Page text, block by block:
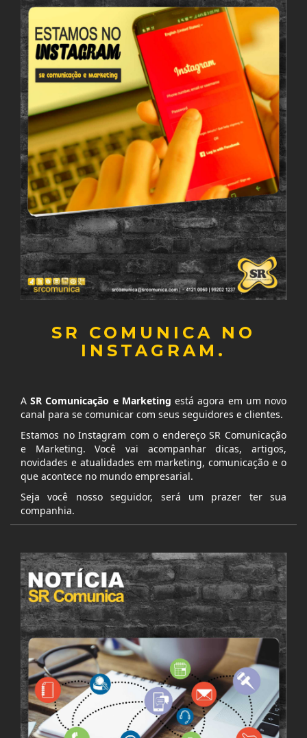
SR COMUNICA NO
INSTAGRAM.
ASR Comunicação e Marketing está agora em um novo
canal para se comunicar com seus seguidores e clientes.
Estamos no Instagram com o endereço SR Comunicação
e Marketing. Você vai acompanhar dicas, artigos,
novidades e atualidades em marketing, comunicação e o
que acontece no mundo empresarial.
Seja você nosso seguidor, será um prazer ter sua
companhia.